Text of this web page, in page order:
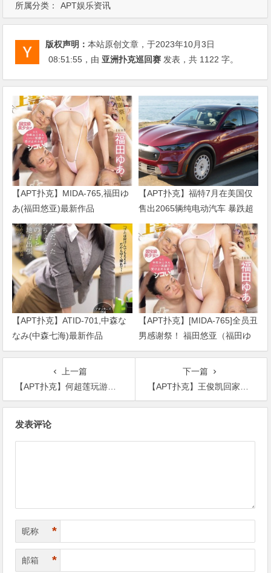
所属分类： APT娱乐资讯
版权声明：本站原创文章，于2023年10月3日
08:51:55 ，由 亚洲扑克巡回赛 发表，共 1122 字。
【APT扑克】MIDA-765,福田ゆ
あ(福田悠亚)最新作品
2026/09/01发布！
【APT扑克】福特7月在美国仅
售出2065辆纯电动汽车 暴跌超
七成
【APT扑克】ATID-701,中森な
なみ(中森七海)最新作品
2026/09/01发布！
【APT扑克】[MIDA-765]全员丑
男感谢祭！ 福田悠亚（福田ゆ
あ）解禁大乱交！
上一篇
【APT扑克】何超莲玩游戏不忘窦骁，豪门女婿真是无处不在
下一篇
【APT扑克】王俊凯回家又失败了？发文表示家门锁没电了很凄惨
发表评论
昵称 *
邮箱 *